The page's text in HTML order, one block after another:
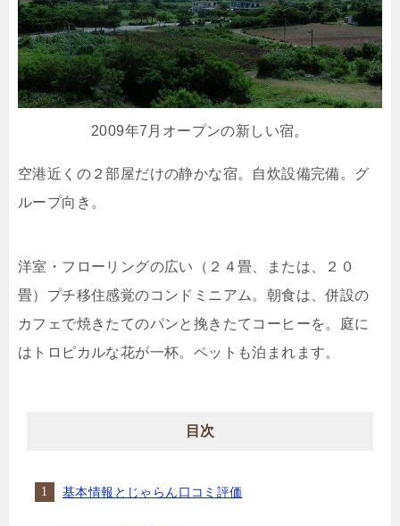
2009年7月オープンの新しい宿。
空港近くの２部屋だけの静かな宿。自炊設備完備。グ
ループ向き。
洋室・フローリングの広い（２４畳、または、２０
畳）プチ移住感覚のコンドミニアム。朝食は、併設の
カフェで焼きたてのパンと挽きたてコーヒーを。庭に
はトロピカルな花が一杯。ペットも泊まれます。
目次
基本情報とじゃらん口コミ評価